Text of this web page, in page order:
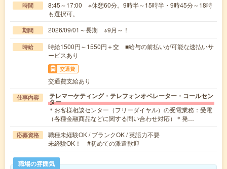
時間
8:45～17:00 ※休憩60分。9時半～15時半・9時45分～18時
も選択可。
期間 2026/09/01～長期 ※9月～！
時給
時給1500円～1550円＋交 ■給与の前払いが可能な速払いサ
ービスあり
交通費
交通費支給あり
仕事内容 テレマーケティング・テレフォンオペレーター・コールセン
ター
＊お客様相談センター（フリーダイヤル）の受電業務：受電
（各種金融商品などに関する問い合わせ対応）＊発…
応募資格
職種未経験OK / ブランクOK / 英語力不要
未経験OK！ #初めての派遣歓迎
職場の雰囲気